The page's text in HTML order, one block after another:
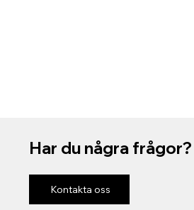
Har du några frågor?
Kontakta oss